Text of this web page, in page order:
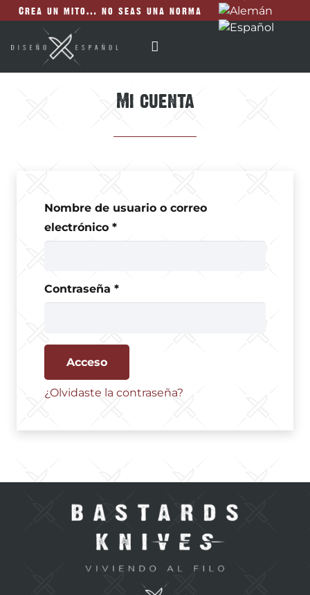
Crea un mito… no seas una norma
Mi cuenta
Nombre de usuario o correo
electrónico *Obligatorio
Contraseña *Obligatorio
Acceso
¿Olvidaste la contraseña?